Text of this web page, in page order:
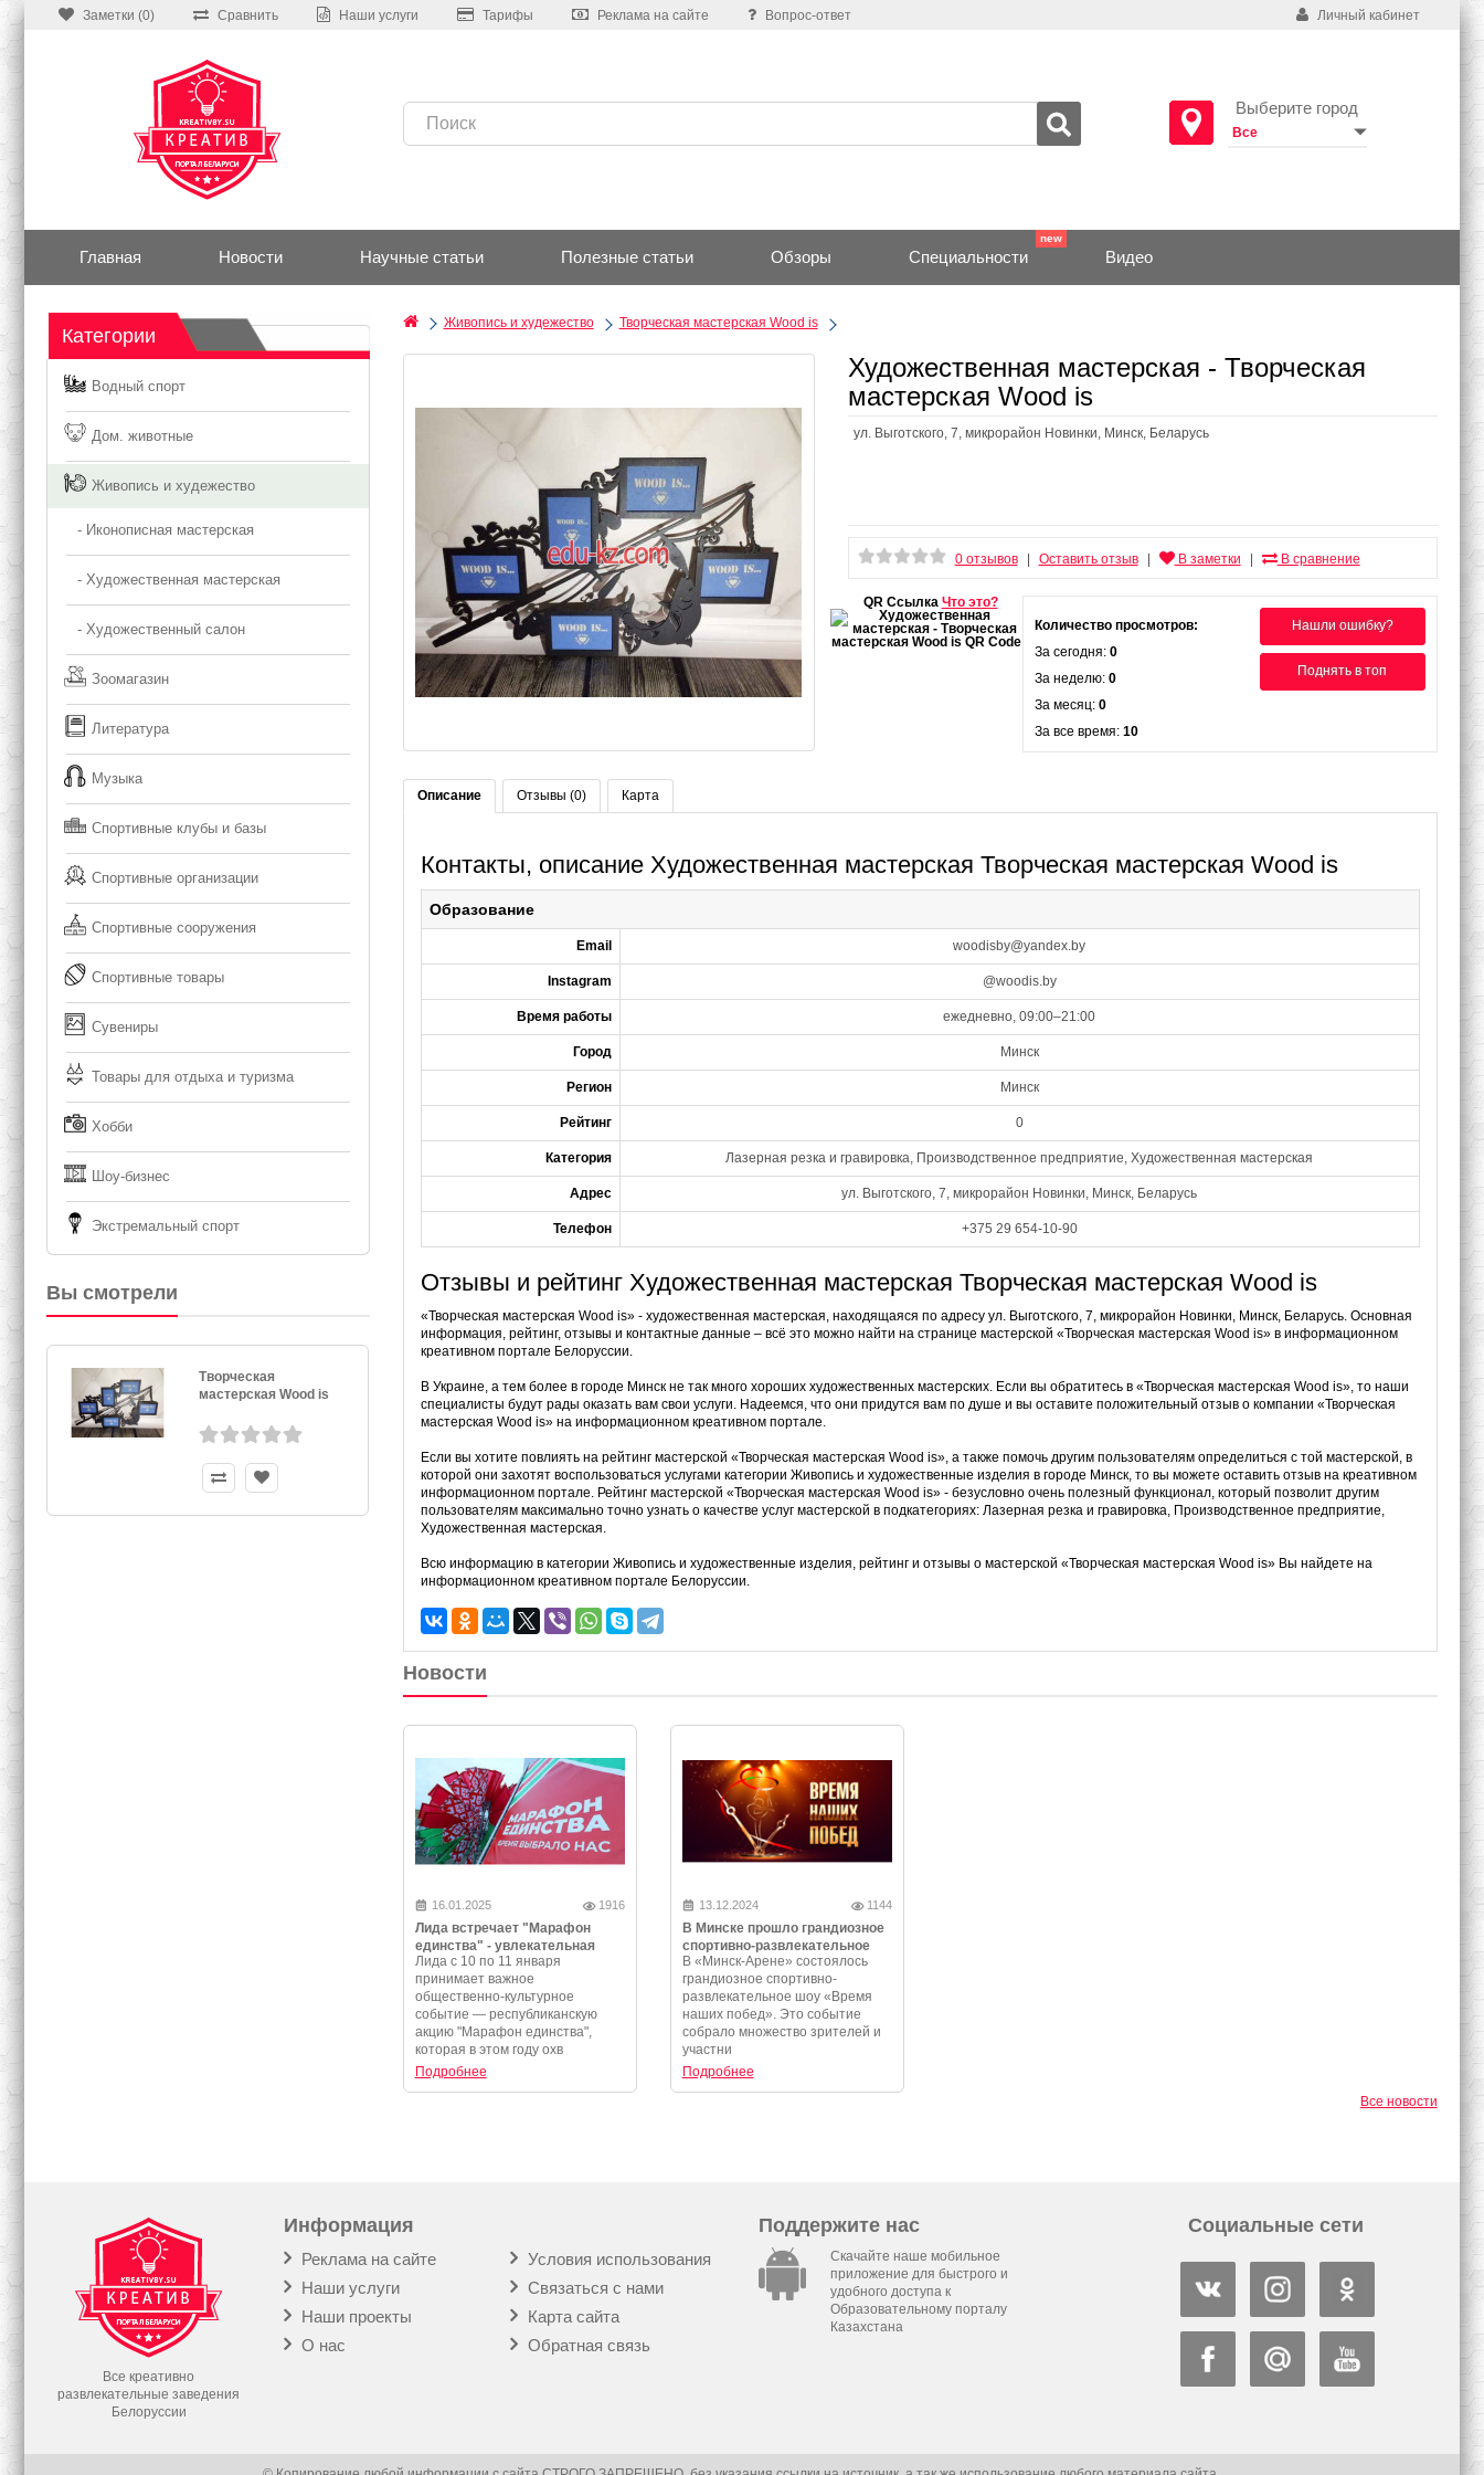
Заметки (0) Сравнить Наши услуги Тарифы Реклама на сайте Вопрос-ответ Личный кабинет
Выберите город
Главная Новости Научные статьи Полезные статьи Обзоры Специальности Видео
Категории
Водный спорт
Дом. животные
Живопись и худежество
- Иконописная мастерская
- Художественная мастерская
- Художественный салон
Зоомагазин
Литература
Музыка
Спортивные клубы и базы
Спортивные организации
Спортивные сооружения
Спортивные товары
Сувениры
Товары для отдыха и туризма
Хобби
Шоу-бизнес
Экстремальный спорт
Вы смотрели
Творческая
мастерская Wood is
Живопись и худежество Творческая мастерская Wood is
Художественная мастерская - Творческая
мастерская Wood is
ул. Выготского, 7, микрорайон Новинки, Минск, Беларусь
0 отзывов Оставить отзыв В заметки В сравнение
QR Ссылка Что это?
Нашли ошибку?
Поднять в топ
Количество просмотров:
За сегодня: 0
За неделю: 0
За месяц: 0
За все время: 10
Описание Отзывы (0) Карта
Контакты, описание Художественная мастерская Творческая мастерская Wood is
Образование
Email woodisby@yandex.by
Instagram @woodis.by
Время работы ежедневно, 09:00–21:00
Город Минск
Регион Минск
Рейтинг 0
Категория Лазерная резка и гравировка, Производственное предприятие, Художественная мастерская
Адрес ул. Выготского, 7, микрорайон Новинки, Минск, Беларусь
Телефон +375 29 654-10-90
Отзывы и рейтинг Художественная мастерская Творческая мастерская Wood is
«Творческая мастерская Wood is» - художественная мастерская, находящаяся по адресу ул. Выготского, 7, микрорайон Новинки, Минск, Беларусь. Основная
информация, рейтинг, отзывы и контактные данные – всё это можно найти на странице мастерской «Творческая мастерская Wood is» в информационном
креативном портале Белоруссии.
В Украине, а тем более в городе Минск не так много хороших художественных мастерских. Если вы обратитесь в «Творческая мастерская Wood is», то наши
специалисты будут рады оказать вам свои услуги. Надеемся, что они придутся вам по душе и вы оставите положительный отзыв о компании «Творческая
мастерская Wood is» на информационном креативном портале.
Если вы хотите повлиять на рейтинг мастерской «Творческая мастерская Wood is», а также помочь другим пользователям определиться с той мастерской, в
которой они захотят воспользоваться услугами категории Живопись и художественные изделия в городе Минск, то вы можете оставить отзыв на креативном
информационном портале. Рейтинг мастерской «Творческая мастерская Wood is» - безусловно очень полезный функционал, который позволит другим
пользователям максимально точно узнать о качестве услуг мастерской в подкатегориях: Лазерная резка и гравировка, Производственное предприятие,
Художественная мастерская.
Всю информацию в категории Живопись и художественные изделия, рейтинг и отзывы о мастерской «Творческая мастерская Wood is» Вы найдете на
информационном креативном портале Белоруссии.
Новости
16.01.2025 1916
Лида встречает "Марафон
единства" - увлекательная
программа и незабываемые
события
Лида с 10 по 11 января
принимает важное
общественно-культурное
событие — республиканскую
акцию "Марафон единства",
которая в этом году охв
Подробнее
13.12.2024 1144
В Минске прошло грандиозное
спортивно-развлекательное
шоу «Время наших побед»
В «Минск-Арене» состоялось
грандиозное спортивно-
развлекательное шоу «Время
наших побед». Это событие
собрало множество зрителей и
участни
Подробнее
Все новости
Все креативно
развлекательные заведения
Белоруссии
Информация
Реклама на сайте
Наши услуги
Наши проекты
О нас
Условия использования
Связаться с нами
Карта сайта
Обратная связь
Поддержите нас
Скачайте наше мобильное
приложение для быстрого и
удобного доступа к
Образовательному порталу
Казахстана
Социальные сети